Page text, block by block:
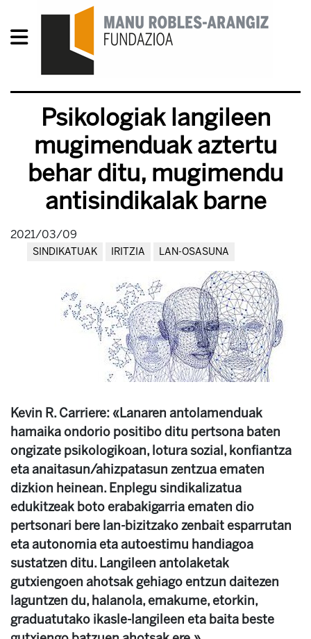
Psikologiak langileen
mugimenduak aztertu
behar ditu, mugimendu
antisindikalak barne
2021/03/09
SINDIKATUAK IRITZIA LAN-OSASUNA
Kevin R. Carriere: «Lanaren antolamenduak
hamaika ondorio positibo ditu pertsona baten
ongizate psikologikoan, lotura sozial, konfiantza
eta anaitasun/ahizpatasun zentzua ematen
dizkion heinean. Enplegu sindikalizatua
edukitzeak boto erabakigarria ematen dio
pertsonari bere lan-bizitzako zenbait esparrutan
eta autonomia eta autoestimu handiagoa
sustatzen ditu. Langileen antolaketak
gutxiengoen ahotsak gehiago entzun daitezen
laguntzen du, halanola, emakume, etorkin,
graduatutako ikasle-langileen eta baita beste